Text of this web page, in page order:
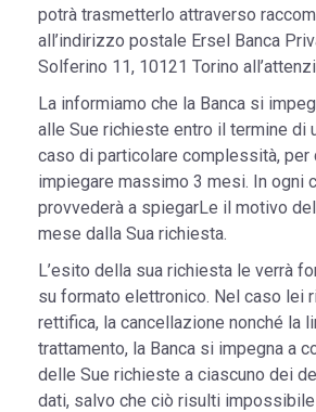
potrà trasmetterlo attraverso
all’indirizzo postale Ersel Banca
Solferino 11, 10121 Torino
La informiamo che la Banca si
alle Sue richieste entro il termine di
caso di particolare complessità, per
impiegare massimo 3 mesi. In ogni
provvederà a spiegarLe il motivo
mese dalla Sua richiesta.
L’esito della sua richiesta le verrà
su formato elettronico. Nel caso lei
rettifica, la cancellazione nonché la
trattamento, la Banca si impegna a
delle Sue richieste a ciascuno dei
dati, salvo che ciò risulti